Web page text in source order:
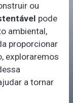
ou
pode
ambiental,
proporcionar
exploraremos
a tornar